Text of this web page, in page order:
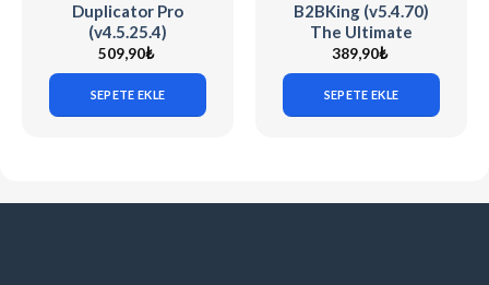
Duplicator Pro
(v4.5.25.4)
WordPress Site
Migration & Backup
509,90₺
SEPETE EKLE
B2BKing (v5.4.70)
The Ultimate
WooCommerce B2B
& Wholesale Plugin
389,90₺
SEPETE EKLE